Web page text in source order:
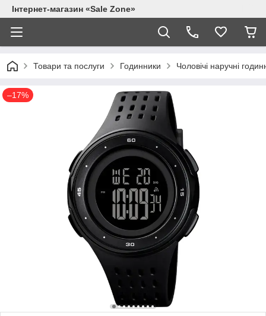
Інтернет-магазин «Sale Zone»
Товари та послуги Годинники Чоловічі наручні
–17%